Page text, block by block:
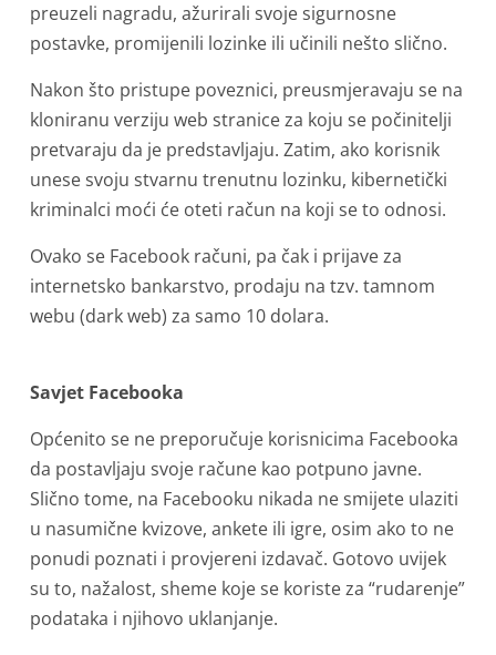
preuzeli nagradu, ažurirali svoje sigurnosne
postavke, promijenili lozinke ili učinili nešto slično.
Nakon što pristupe poveznici, preusmjeravaju se na
kloniranu verziju web stranice za koju se počinitelji
pretvaraju da je predstavljaju. Zatim, ako korisnik
unese svoju stvarnu trenutnu lozinku, kibernetički
kriminalci moći će oteti račun na koji se to odnosi.
Ovako se Facebook računi, pa čak i prijave za
internetsko bankarstvo, prodaju na tzv. tamnom
webu (dark web) za samo 10 dolara.
Savjet Facebooka
Općenito se ne preporučuje korisnicima Facebooka
da postavljaju svoje račune kao potpuno javne.
Slično tome, na Facebooku nikada ne smijete ulaziti
u nasumične kvizove, ankete ili igre, osim ako to ne
ponudi poznati i provjereni izdavač. Gotovo uvijek
su to, nažalost, sheme koje se koriste za “rudarenje”
podataka i njihovo uklanjanje.